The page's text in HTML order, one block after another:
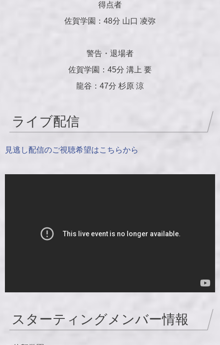
得点者
佐賀学園：48分 山口 凌弥
警告・退場者
佐賀学園：45分 溝上 要
龍谷：47分 杉原 涼
ライブ配信
見逃し配信のご視聴希望はこちらから
スターティングメンバー情報